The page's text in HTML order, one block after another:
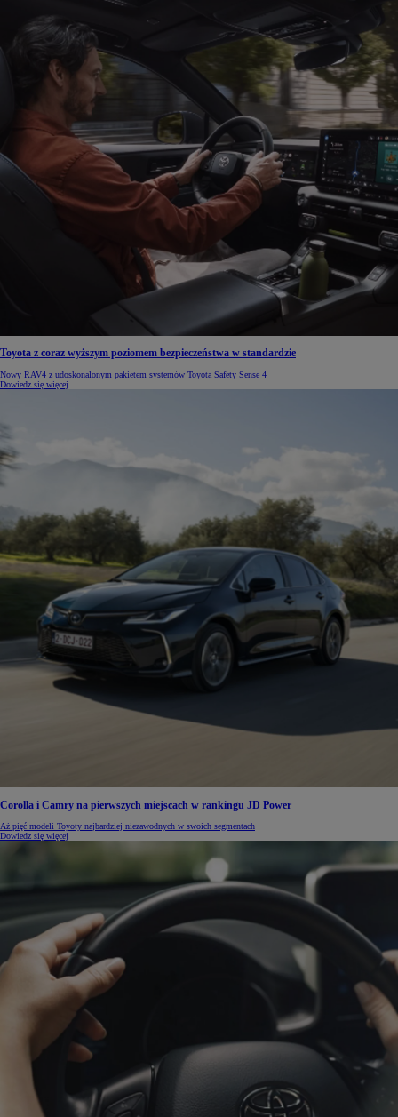
Toyota z coraz wyższym poziomem bezpieczeństwa w standardzie
Nowy RAV4 z udoskonalonym pakietem systemów Toyota Safety Sense 4
Dowiedz się więcej
Corolla i Camry na pierwszych miejscach w rankingu JD Power
Aż pięć modeli Toyoty najbardziej niezawodnych w swoich segmentach
Dowiedz się więcej